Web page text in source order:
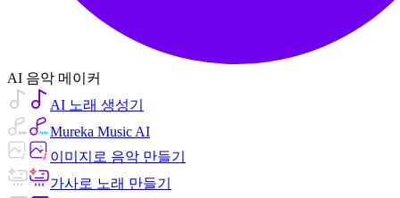
AI 음악 메이커
AI 노래 생성기
Mureka Music AI
이미지로 음악 만들기
가사로 노래 만들기